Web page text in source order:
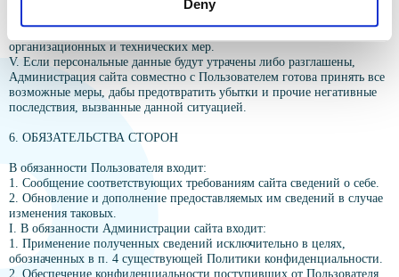
Deny
также не совершали прочие противозаконные действия. Для защиты
пользовательских данных Администрация располагает комплексом
организационных и технических мер.
V. Если персональные данные будут утрачены либо разглашены,
Администрация сайта совместно с Пользователем готова принять все
возможные меры, дабы предотвратить убытки и прочие негативные
последствия, вызванные данной ситуацией.
6. ОБЯЗАТЕЛЬСТВА СТОРОН
В обязанности Пользователя входит:
1. Сообщение соответствующих требованиям сайта сведений о себе.
2. Обновление и дополнение предоставляемых им сведений в случае
изменения таковых.
I. В обязанности Администрации сайта входит:
1. Применение полученных сведений исключительно в целях,
обозначенных в п. 4 существующей Политики конфиденциальности.
2. Обеспечение конфиденциальности поступивших от Пользователя